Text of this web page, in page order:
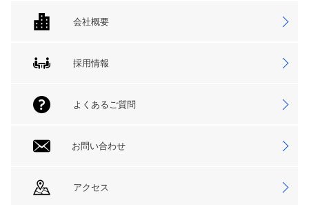
会社概要
採用情報
よくあるご質問
お問い合わせ
アクセス